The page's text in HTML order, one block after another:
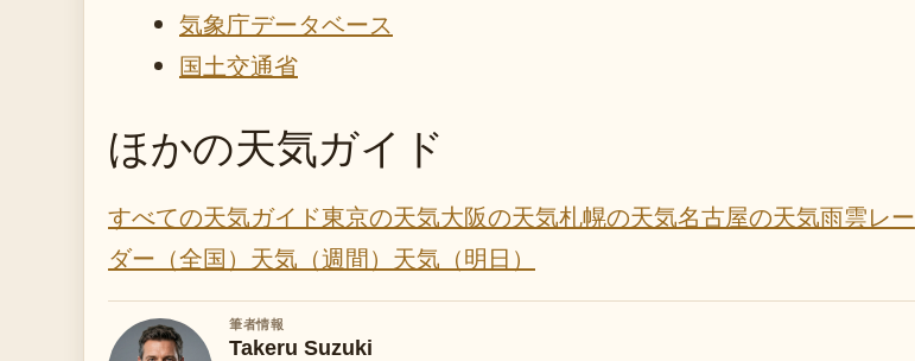
気象庁データベース
国土交通省
ほかの天気ガイド
すべての天気ガイド東京の天気大阪の天気札幌の天気名古屋の天気雨雲レー
ダー（全国） 天気（週間） 天気（明日）
筆者情報
Takeru Suzuki